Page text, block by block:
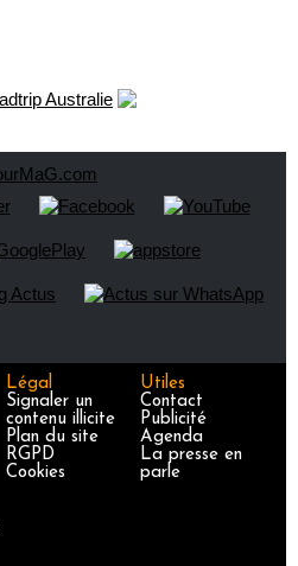
Légal
Signaler un
contenu illicite
Plan du site
RGPD
Cookies
Utiles
Contact
Publicité
Agenda
La presse en
parle